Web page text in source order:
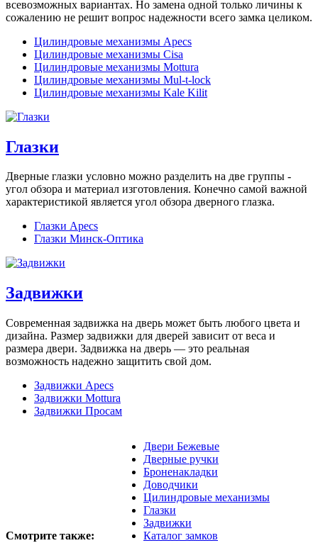
всевозможных вариантах. Но замена одной только личины к
сожалению не решит вопрос надежности всего замка целиком.
Цилиндровые механизмы Apecs
Цилиндровые механизмы Cisa
Цилиндровые механизмы Mottura
Цилиндровые механизмы Mul-t-lock
Цилиндровые механизмы Kale Kilit
Глазки
Дверные глазки условно можно разделить на две группы -
угол обзора и материал изготовления. Конечно самой важной
характеристикой является угол обзора дверного глазка.
Глазки Apecs
Глазки Минск-Оптика
Задвижки
Современная задвижка на дверь может быть любого цвета и
дизайна. Размер задвижки для дверей зависит от веса и
размера двери. Задвижка на дверь — это реальная
возможность надежно защитить свой дом.
Задвижки Apecs
Задвижки Mottura
Задвижки Просам
Смотрите также:
Двери Бежевые
Дверные ручки
Броненакладки
Доводчики
Цилиндровые механизмы
Глазки
Задвижки
Каталог замков